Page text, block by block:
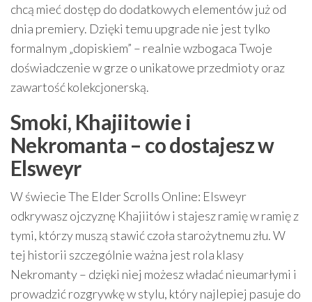
chcą mieć dostęp do dodatkowych elementów już od
dnia premiery. Dzięki temu upgrade nie jest tylko
formalnym „dopiskiem” – realnie wzbogaca Twoje
doświadczenie w grze o unikatowe przedmioty oraz
zawartość kolekcjonerską.
Smoki, Khajiitowie i
Nekromanta – co dostajesz w
Elsweyr
W świecie The Elder Scrolls Online: Elsweyr
odkrywasz ojczyznę Khajiitów i stajesz ramię w ramię z
tymi, którzy muszą stawić czoła starożytnemu złu. W
tej historii szczególnie ważna jest rola klasy
Nekromanty – dzięki niej możesz władać nieumarłymi i
prowadzić rozgrywkę w stylu, który najlepiej pasuje do